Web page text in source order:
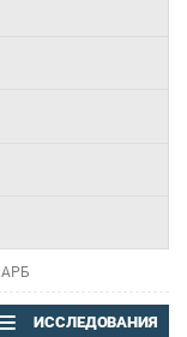
АРБ
ИССЛЕДОВАНИЯ